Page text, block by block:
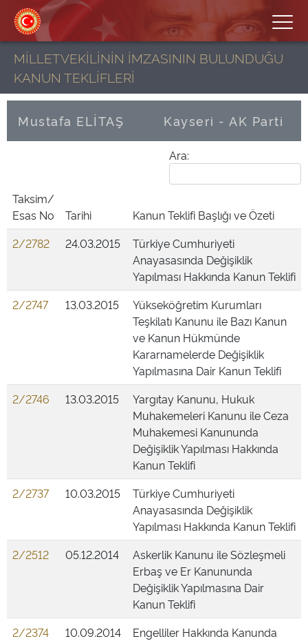
MİLLETVEKİLİNİN İMZASININ BULUNDUĞU
KANUN TEKLİFLERİ
Mustafa ELİTAŞ Kayseri - AK Parti
Ara:
Taksim/
Esas No
Tarihi
Kanun Teklifi Başlığı ve Özeti
2/2782
24.03.2015
Türkiye Cumhuriyeti
Anayasasında Değişiklik
Yapılması Hakkında Kanun Teklifi
2/2747
13.03.2015
Yükseköğretim Kurumları
Teşkilatı Kanunu ile Bazı Kanun
ve Kanun Hükmünde
Kararnamelerde Değişiklik
Yapılmasına Dair Kanun Teklifi
2/2746
13.03.2015
Yargıtay Kanunu, Hukuk
Muhakemeleri Kanunu ile Ceza
Muhakemesi Kanununda
Değişiklik Yapılması Hakkında
Kanun Teklifi
2/2737
10.03.2015
Türkiye Cumhuriyeti
Anayasasında Değişiklik
Yapılması Hakkında Kanun Teklifi
2/2512
05.12.2014
Askerlik Kanunu ile Sözleşmeli
Erbaş ve Er Kanununda
Değişiklik Yapılmasına Dair
Kanun Teklifi
2/2374
10.09.2014
Engelliler Hakkında Kanunda